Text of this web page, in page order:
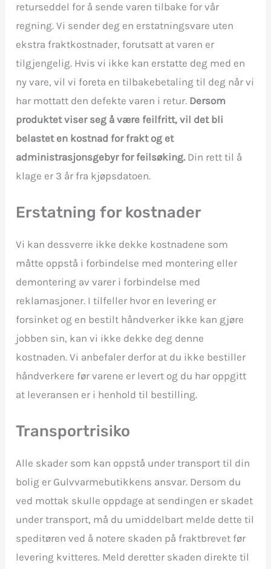
returseddel for å sende varen tilbake for vår
regning. Vi sender deg en erstatningsvare uten
ekstra fraktkostnader, forutsatt at varen er
tilgjengelig. Hvis vi ikke kan erstatte deg med en
ny vare, vil vi foreta en tilbakebetaling til deg når vi
har mottatt den defekte varen i retur. Dersom
produktet viser seg å være feilfritt, vil det bli
belastet en kostnad for frakt og et
administrasjonsgebyr for feilsøking. Din rett til å
klage er 3 år fra kjøpsdatoen.
Erstatning for kostnader
Vi kan dessverre ikke dekke kostnadene som
måtte oppstå i forbindelse med montering eller
demontering av varer i forbindelse med
reklamasjoner. I tilfeller hvor en levering er
forsinket og en bestilt håndverker ikke kan gjøre
jobben sin, kan vi ikke dekke deg denne
kostnaden. Vi anbefaler derfor at du ikke bestiller
håndverkere før varene er levert og du har oppgitt
at leveransen er i henhold til bestilling.
Transportrisiko
Alle skader som kan oppstå under transport til din
bolig er Gulvvarmebutikkens ansvar. Dersom du
ved mottak skulle oppdage at sendingen er skadet
under transport, må du umiddelbart melde dette til
speditøren ved å notere skaden på fraktbrevet før
levering kvitteres. Meld deretter skaden direkte til